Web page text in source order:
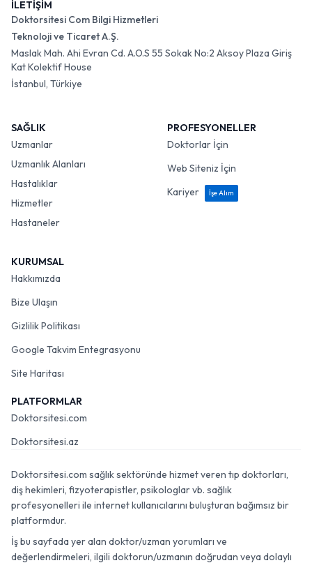
İLETİŞİM
Doktorsitesi Com Bilgi Hizmetleri
Teknoloji ve Ticaret A.Ş.
Maslak Mah. Ahi Evran Cd. A.O.S 55 Sokak No:2 Aksoy Plaza Giriş
Kat Kolektif House
İstanbul, Türkiye
SAĞLIK
Uzmanlar
Uzmanlık Alanları
Hastalıklar
Hizmetler
Hastaneler
PROFESYONELLER
Doktorlar İçin
Web Siteniz İçin
Kariyer
İşe Alım
KURUMSAL
Hakkımızda
Bize Ulaşın
Gizlilik Politikası
Google Takvim Entegrasyonu
Site Haritası
PLATFORMLAR
Doktorsitesi.com
Doktorsitesi.az
Doktorsitesi.com sağlık sektöründe hizmet veren tıp doktorları,
diş hekimleri, fizyoterapistler, psikologlar vb. sağlık
profesyonelleri ile internet kullanıcılarını buluşturan bağımsız bir
platformdur.
İş bu sayfada yer alan doktor/uzman yorumları ve
değerlendirmeleri, ilgili doktorun/uzmanın doğrudan veya dolaylı